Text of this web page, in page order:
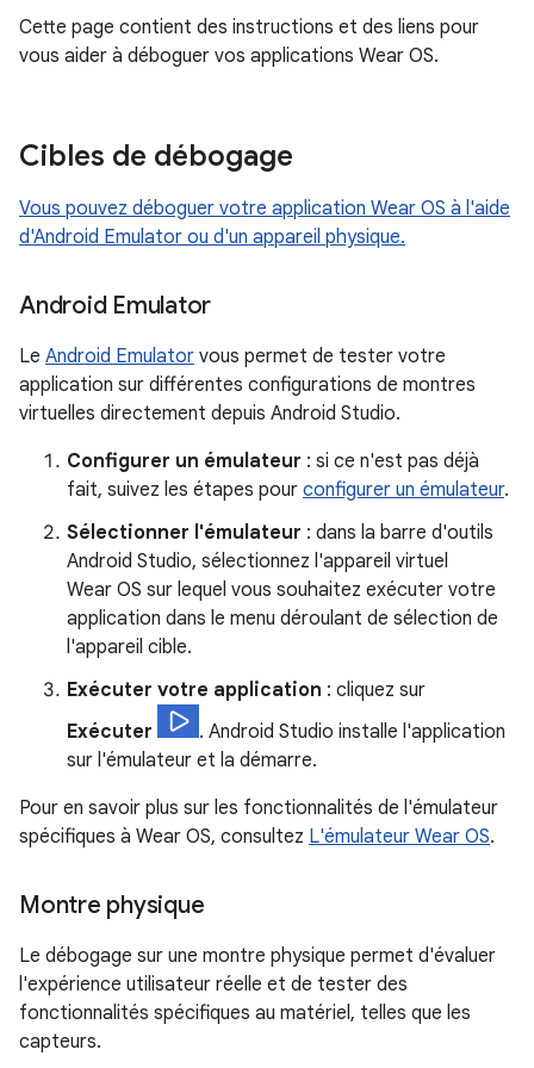
Cette page contient des instructions et des liens pour
vous aider à déboguer vos applications Wear OS.
Cibles de débogage
Vous pouvez déboguer votre application Wear OS à l'aide
d'Android Emulator ou d'un appareil physique.
Android Emulator
Le Android Emulator vous permet de tester votre
application sur différentes configurations de montres
virtuelles directement depuis Android Studio.
Configurer un émulateur : si ce n'est pas déjà
fait, suivez les étapes pour configurer un émulateur.
Sélectionner l'émulateur : dans la barre d'outils
Android Studio, sélectionnez l'appareil virtuel
Wear OS sur lequel vous souhaitez exécuter votre
application dans le menu déroulant de sélection de
l'appareil cible.
Exécuter votre application : cliquez sur
Exécuter
. Android Studio installe l'application
sur l'émulateur et la démarre.
Pour en savoir plus sur les fonctionnalités de l'émulateur
spécifiques à Wear OS, consultez L'émulateur Wear OS.
Montre physique
Le débogage sur une montre physique permet d'évaluer
l'expérience utilisateur réelle et de tester des
fonctionnalités spécifiques au matériel, telles que les
capteurs.